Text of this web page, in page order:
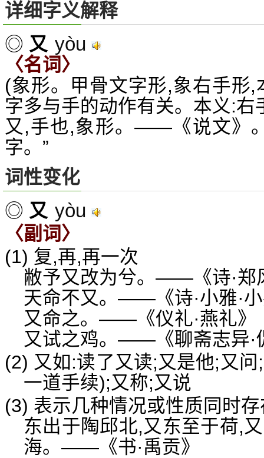
详细字义解释
◎ 又 yòu
〈名词〉
(象形。甲骨文字形,象右手形,
字多与手的动作有关。本义:右
又,手也,象形。——《说文》
字。”
词性变化
◎ 又 yòu
〈副词〉
(1) 复,再,再一次
敝予又改为兮。——《诗·郑
天命不又。——《诗·小雅·
又命之。——《仪礼·燕礼》
又试之鸡。——《聊斋志异·
(2) 又如:读了又读;又是他;又
一道手续);又称;又说
(3) 表示几种情况或性质同时
东出于陶邱北,又东至于荷,
海。——《书·禹贡》